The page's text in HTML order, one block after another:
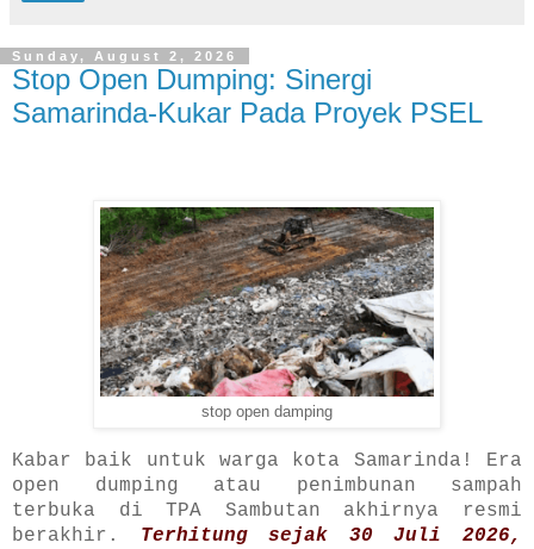
Sunday, August 2, 2026
Stop Open Dumping: Sinergi
Samarinda-Kukar Pada Proyek PSEL
stop open damping
Kabar baik untuk warga kota Samarinda! Era
open dumping atau penimbunan sampah
terbuka di TPA Sambutan akhirnya resmi
berakhir. Terhitung sejak 30 Juli 2026,